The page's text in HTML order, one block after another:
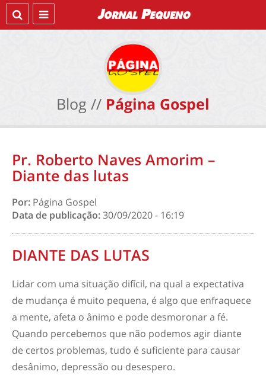
Blog // Página Gospel
Pr. Roberto Naves Amorim –
Diante das lutas
Por: Página Gospel
Data de publicação:30/09/2020 - 16:19
DIANTE DAS LUTAS
Lidar com uma situação difícil, na qual a expectativa
de mudança é muito pequena, é algo que enfraquece
a mente, afeta o ânimo e pode desmoronar a fé.
Quando percebemos que não podemos agir diante
de certos problemas, tudo é suficiente para causar
desânimo, depressão ou desespero.